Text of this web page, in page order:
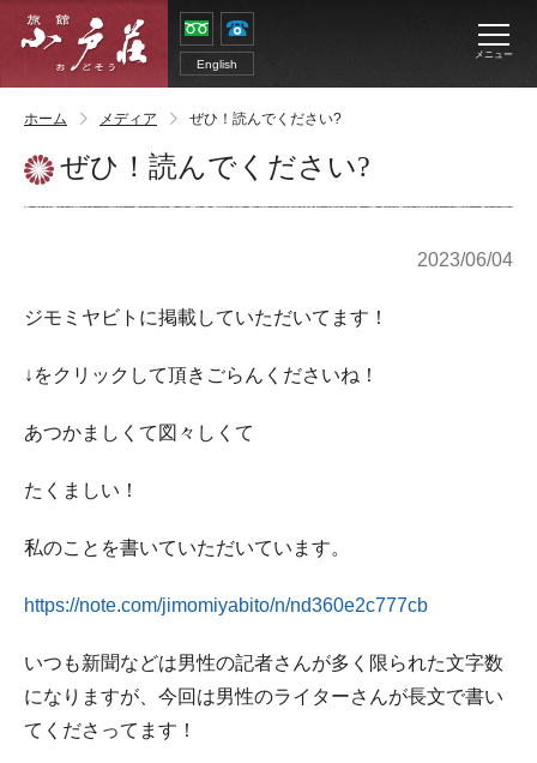
English
メニュー
ホーム メディア ぜひ！読んでください?
ぜひ！読んでください?
2023/06/04
ジモミヤビトに掲載していただいてます！
↓をクリックして頂きごらんくださいね！
あつかましくて図々しくて
たくましい！
私のことを書いていただいています。
https://note.com/jimomiyabito/n/nd360e2c777cb
いつも新聞などは男性の記者さんが多く限られた文字数
になりますが、今回は男性のライターさんが長文で書い
てくださってます！